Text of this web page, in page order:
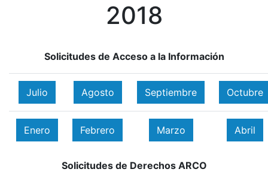
2018
Solicitudes de Acceso a la Información
Julio Agosto Septiembre Octubre
Enero Febrero Marzo Abril
Solicitudes de Derechos ARCO